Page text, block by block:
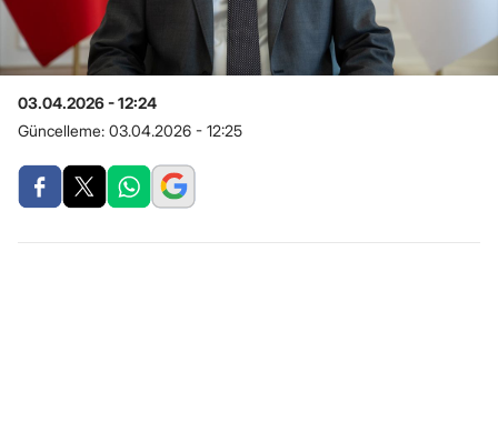
03.04.2026 - 12:24
Güncelleme: 03.04.2026 - 12:25